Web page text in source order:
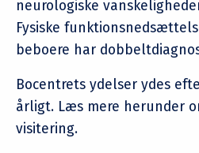
neurologiske
Fysiske
beboere har
Bocentrets ydelser ydes
årligt. Læs mere herunder
visitering.